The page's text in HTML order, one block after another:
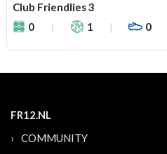
Club Friendlies 3
0
1 0
FR12.NL
COMMUNITY